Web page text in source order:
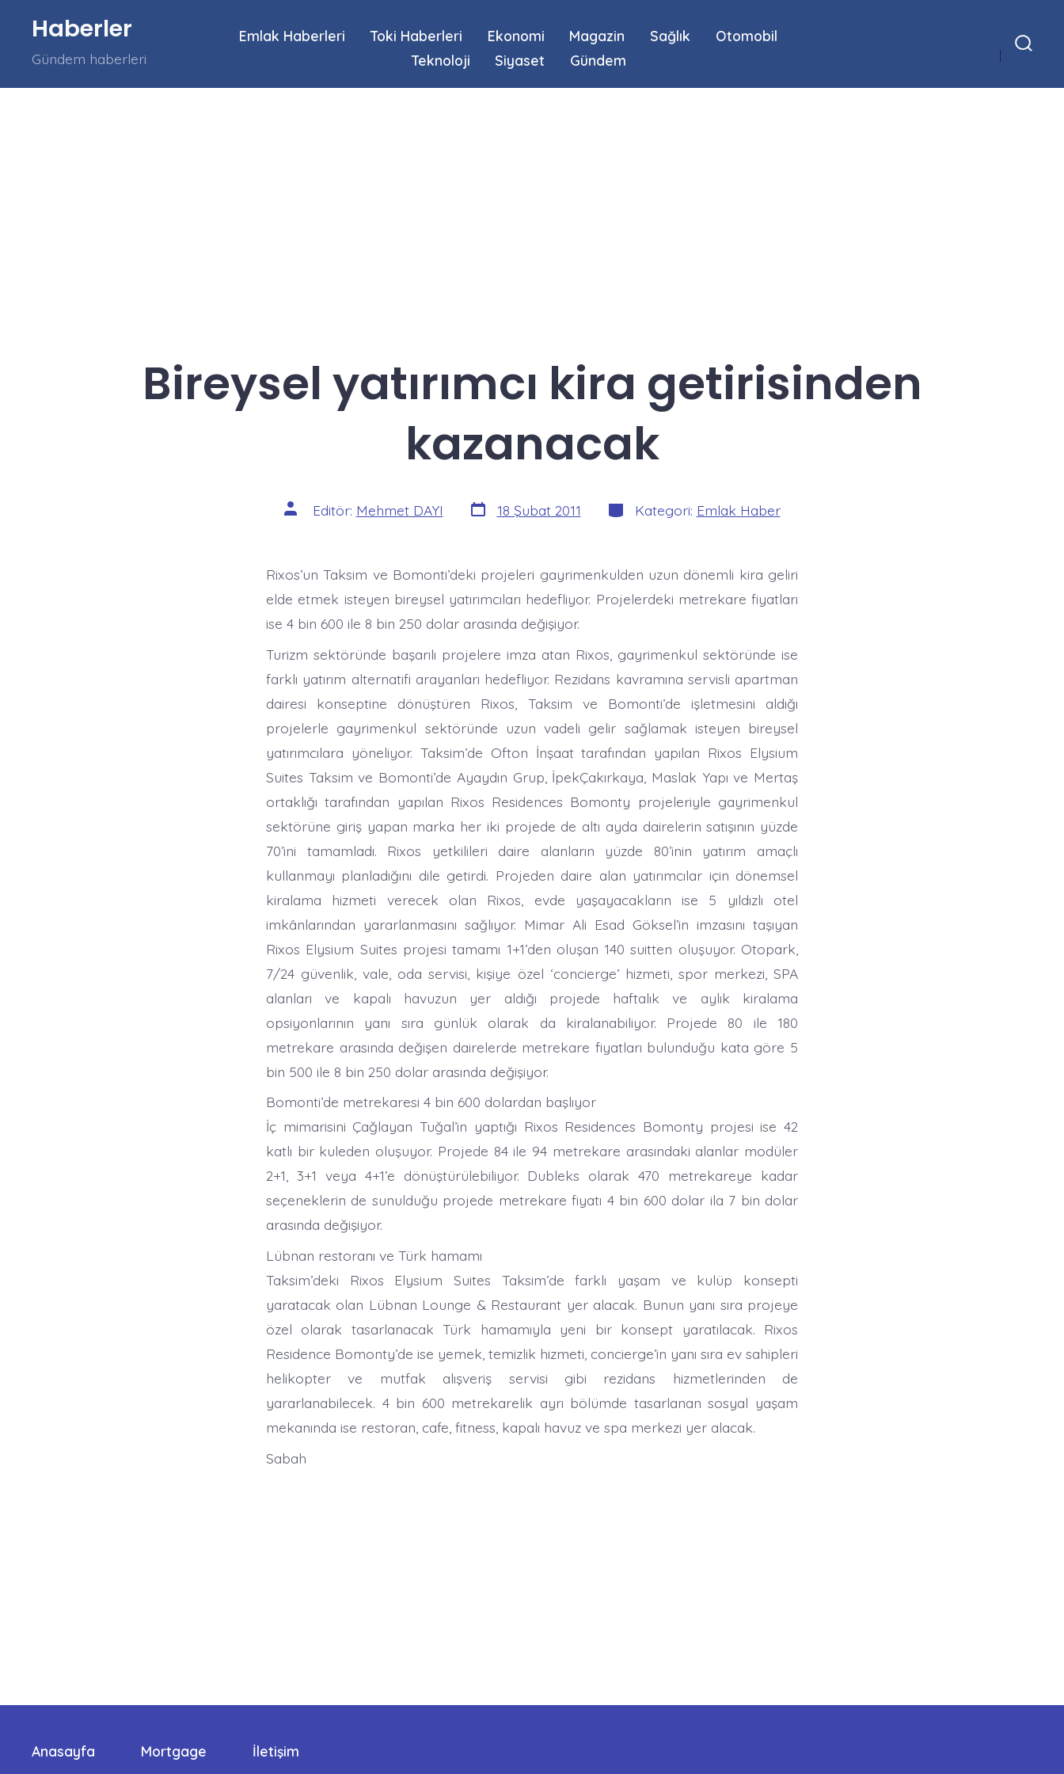
Arama
Göster/Gizle
Haberler
Gündem haberleri
Emlak Haberleri Toki Haberleri Ekonomi Magazin Sağlık
Otomobil
Teknoloji
Siyaset Gündem
Bireysel yatırımcı kira getirisinden
kazanacak
Yazının
yazarı
Editör: Mehmet DAYI Yazı
tarihi
18 Şubat 2011 Kategoriler
Kategori: Emlak Haber
Rixos’un Taksim ve Bomonti’deki projeleri gayrimenkulden uzun dönemli kira geliri
elde etmek isteyen bireysel yatırımcıları hedefliyor. Projelerdeki metrekare fiyatları
ise 4 bin 600 ile 8 bin 250 dolar arasında değişiyor.
Turizm sektöründe başarılı projelere imza atan Rixos, gayrimenkul sektöründe ise
farklı yatırım alternatifi arayanları hedefliyor. Rezidans kavramına servisli apartman
dairesi konseptine dönüştüren Rixos, Taksim ve Bomonti’de işletmesini aldığı
projelerle gayrimenkul sektöründe uzun vadeli gelir sağlamak isteyen bireysel
yatırımcılara yöneliyor. Taksim’de Ofton İnşaat tarafından yapılan Rixos Elysium
Suites Taksim ve Bomonti’de Ayaydın Grup, İpekÇakırkaya, Maslak Yapı ve Mertaş
ortaklığı tarafından yapılan Rixos Residences Bomonty projeleriyle gayrimenkul
sektörüne giriş yapan marka her iki projede de altı ayda dairelerin satışının yüzde
70’ini tamamladı. Rixos yetkilileri daire alanların yüzde 80’inin yatırım amaçlı
kullanmayı planladığını dile getirdi. Projeden daire alan yatırımcılar için dönemsel
kiralama hizmeti verecek olan Rixos, evde yaşayacakların ise 5 yıldızlı otel
imkânlarından yararlanmasını sağlıyor. Mimar Ali Esad Göksel’in imzasını taşıyan
Rixos Elysium Suites projesi tamamı 1+1’den oluşan 140 suitten oluşuyor. Otopark,
7/24 güvenlik, vale, oda servisi, kişiye özel ‘concierge’ hizmeti, spor merkezi, SPA
alanları ve kapalı havuzun yer aldığı projede haftalık ve aylık kiralama
opsiyonlarının yanı sıra günlük olarak da kiralanabiliyor. Projede 80 ile 180
metrekare arasında değişen dairelerde metrekare fiyatları bulunduğu kata göre 5
bin 500 ile 8 bin 250 dolar arasında değişiyor.
Bomonti’de metrekaresi 4 bin 600 dolardan başlıyor
İç mimarisini Çağlayan Tuğal’in yaptığı Rixos Residences Bomonty projesi ise 42
katlı bir kuleden oluşuyor. Projede 84 ile 94 metrekare arasındaki alanlar modüler
2+1, 3+1 veya 4+1’e dönüştürülebiliyor. Dubleks olarak 470 metrekareye kadar
seçeneklerin de sunulduğu projede metrekare fiyatı 4 bin 600 dolar ila 7 bin dolar
arasında değişiyor.
Lübnan restoranı ve Türk hamamı
Taksim’deki Rixos Elysium Suites Taksim’de farklı yaşam ve kulüp konsepti
yaratacak olan Lübnan Lounge & Restaurant yer alacak. Bunun yanı sıra projeye
özel olarak tasarlanacak Türk hamamıyla yeni bir konsept yaratılacak. Rixos
Residence Bomonty’de ise yemek, temizlik hizmeti, concierge’in yanı sıra ev sahipleri
helikopter ve mutfak alışveriş servisi gibi rezidans hizmetlerinden de
yararlanabilecek. 4 bin 600 metrekarelik ayrı bölümde tasarlanan sosyal yaşam
mekanında ise restoran, cafe, fitness, kapalı havuz ve spa merkezi yer alacak.
Sabah
Anasayfa Mortgage İletişim